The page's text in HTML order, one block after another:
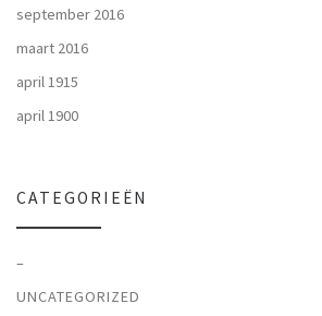
september 2016
maart 2016
april 1915
april 1900
CATEGORIEËN
–
UNCATEGORIZED